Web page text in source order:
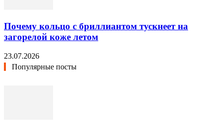
Почему кольцо с бриллиантом тускнеет на
загорелой коже летом
23.07.2026
Популярные посты